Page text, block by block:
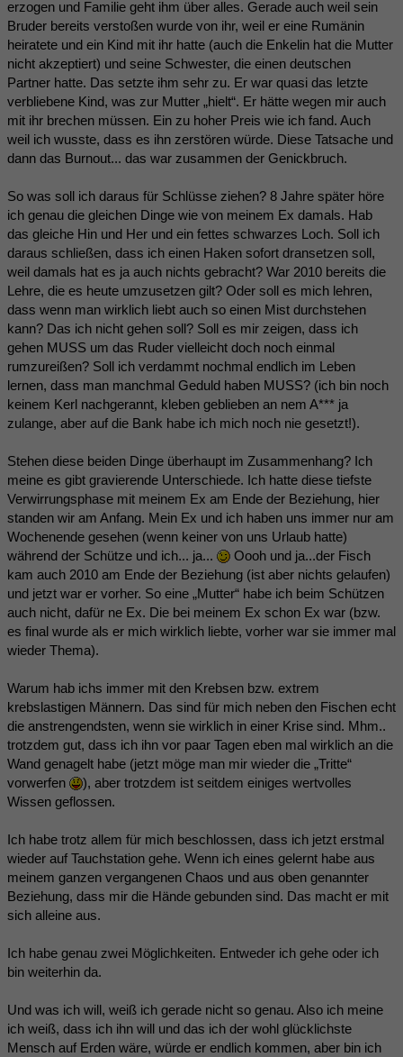
erzogen und Familie geht ihm über alles. Gerade auch weil sein
Bruder bereits verstoßen wurde von ihr, weil er eine Rumänin
heiratete und ein Kind mit ihr hatte (auch die Enkelin hat die Mutter
nicht akzeptiert) und seine Schwester, die einen deutschen
Partner hatte. Das setzte ihm sehr zu. Er war quasi das letzte
verbliebene Kind, was zur Mutter „hielt“. Er hätte wegen mir auch
mit ihr brechen müssen. Ein zu hoher Preis wie ich fand. Auch
weil ich wusste, dass es ihn zerstören würde. Diese Tatsache und
dann das Burnout... das war zusammen der Genickbruch.
So was soll ich daraus für Schlüsse ziehen? 8 Jahre später höre
ich genau die gleichen Dinge wie von meinem Ex damals. Hab
das gleiche Hin und Her und ein fettes schwarzes Loch. Soll ich
daraus schließen, dass ich einen Haken sofort dransetzen soll,
weil damals hat es ja auch nichts gebracht? War 2010 bereits die
Lehre, die es heute umzusetzen gilt? Oder soll es mich lehren,
dass wenn man wirklich liebt auch so einen Mist durchstehen
kann? Das ich nicht gehen soll? Soll es mir zeigen, dass ich
gehen MUSS um das Ruder vielleicht doch noch einmal
rumzureißen? Soll ich verdammt nochmal endlich im Leben
lernen, dass man manchmal Geduld haben MUSS? (ich bin noch
keinem Kerl nachgerannt, kleben geblieben an nem A*** ja
zulange, aber auf die Bank habe ich mich noch nie gesetzt!).
Stehen diese beiden Dinge überhaupt im Zusammenhang? Ich
meine es gibt gravierende Unterschiede. Ich hatte diese tiefste
Verwirrungsphase mit meinem Ex am Ende der Beziehung, hier
standen wir am Anfang. Mein Ex und ich haben uns immer nur am
Wochenende gesehen (wenn keiner von uns Urlaub hatte)
während der Schütze und ich... ja...
Oooh und ja...der Fisch
kam auch 2010 am Ende der Beziehung (ist aber nichts gelaufen)
und jetzt war er vorher. So eine „Mutter“ habe ich beim Schützen
auch nicht, dafür ne Ex. Die bei meinem Ex schon Ex war (bzw.
es final wurde als er mich wirklich liebte, vorher war sie immer mal
wieder Thema).
Warum hab ichs immer mit den Krebsen bzw. extrem
krebslastigen Männern. Das sind für mich neben den Fischen echt
die anstrengendsten, wenn sie wirklich in einer Krise sind. Mhm..
trotzdem gut, dass ich ihn vor paar Tagen eben mal wirklich an die
Wand genagelt habe (jetzt möge man mir wieder die „Tritte“
vorwerfen
), aber trotzdem ist seitdem einiges wertvolles
Wissen geflossen.
Ich habe trotz allem für mich beschlossen, dass ich jetzt erstmal
wieder auf Tauchstation gehe. Wenn ich eines gelernt habe aus
meinem ganzen vergangenen Chaos und aus oben genannter
Beziehung, dass mir die Hände gebunden sind. Das macht er mit
sich alleine aus.
Ich habe genau zwei Möglichkeiten. Entweder ich gehe oder ich
bin weiterhin da.
Und was ich will, weiß ich gerade nicht so genau. Also ich meine
ich weiß, dass ich ihn will und das ich der wohl glücklichste
Mensch auf Erden wäre, würde er endlich kommen, aber bin ich